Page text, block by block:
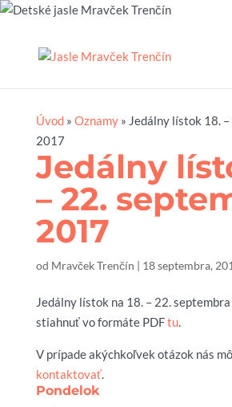
Úvod» Oznamy» Jedálny lístok 18.
2017
Jedálny
– 22.
2017
od Mravček Trenčín | 18 septembra,
Jedálny lístok na 18. – 22.
stiahnuť vo formáte PDFtu.
V prípade akýchkoľvek otázok nás
kontaktovať.
Pondelok